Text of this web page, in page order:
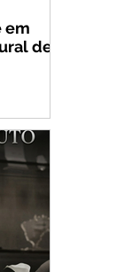
em
de